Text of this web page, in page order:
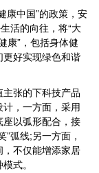
中国”的政策，安
活的向往，将“大
康”，包括身体健
好实现绿色和谐
张的下科技产品
，一方面，采用
以弧形配合，接
弧线;另一方面，
不仅能增添家居
式。